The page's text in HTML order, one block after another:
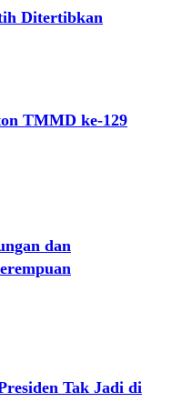
Ditertibkan
TMMD ke-129
dan
Tak Jadi di